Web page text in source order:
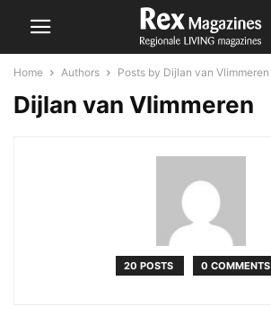
Home Authors Posts by Dijlan van Vlimmeren
Dijlan van Vlimmeren
20 POSTS 0 COMMENTS